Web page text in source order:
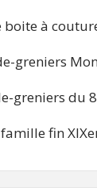
boite à
greniers
greniers du
fin